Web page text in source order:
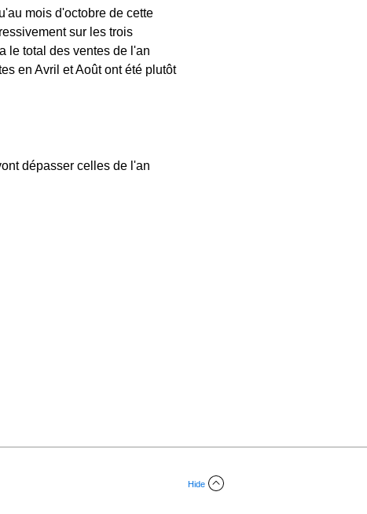
mois d'octobre de cette
sur les trois
le total des ventes de l'an
en Avril et Août ont été plutôt
dépasser celles de l'an
Hide